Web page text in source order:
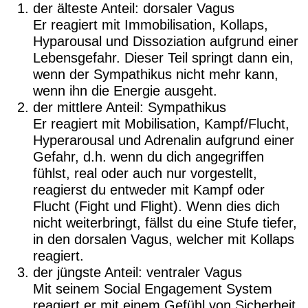
der älteste Anteil: dorsaler Vagus
Er reagiert mit Immobilisation, Kollaps,
Hyparousal und Dissoziation aufgrund einer
Lebensgefahr. Dieser Teil springt dann ein,
wenn der Sympathikus nicht mehr kann,
wenn ihn die Energie ausgeht.
der mittlere Anteil: Sympathikus
Er reagiert mit Mobilisation, Kampf/Flucht,
Hyperarousal und Adrenalin aufgrund einer
Gefahr, d.h. wenn du dich angegriffen
fühlst, real oder auch nur vorgestellt,
reagierst du entweder mit Kampf oder
Flucht (Fight und Flight). Wenn dies dich
nicht weiterbringt, fällst du eine Stufe tiefer,
in den dorsalen Vagus, welcher mit Kollaps
reagiert.
der jüngste Anteil: ventraler Vagus
Mit seinem Social Engagement System